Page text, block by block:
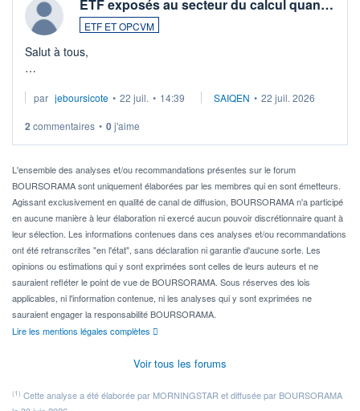
ETF exposés au secteur du calcul quan…
ETF ET OPCVM
Salut à tous,
via un ETF plutôt que des actions individuelles.
Idéalement, je voudrais qu'il soit éligible au PEA.
Pour l' ...
par jeboursicote • 22 juil. • 14:39 SAIQEN • 22 juil. 2026
2 commentaires • 0j'aime
L'ensemble des analyses et/ou recommandations présentes sur le forum
BOURSORAMA sont uniquement élaborées par les membres qui en sont émetteurs.
Agissant exclusivement en qualité de canal de diffusion, BOURSORAMA n'a participé
en aucune manière à leur élaboration ni exercé aucun pouvoir discrétionnaire quant à
leur sélection. Les informations contenues dans ces analyses et/ou recommandations
ont été retranscrites "en l'état", sans déclaration ni garantie d'aucune sorte. Les
opinions ou estimations qui y sont exprimées sont celles de leurs auteurs et ne
sauraient refléter le point de vue de BOURSORAMA. Sous réserves des lois
applicables, ni l'information contenue, ni les analyses qui y sont exprimées ne
sauraient engager la responsabilité BOURSORAMA.
Lire les mentions légales complètes
Voir tous les forums
(1) Cette analyse a été élaborée par MORNINGSTAR et diffusée par BOURSORAMA